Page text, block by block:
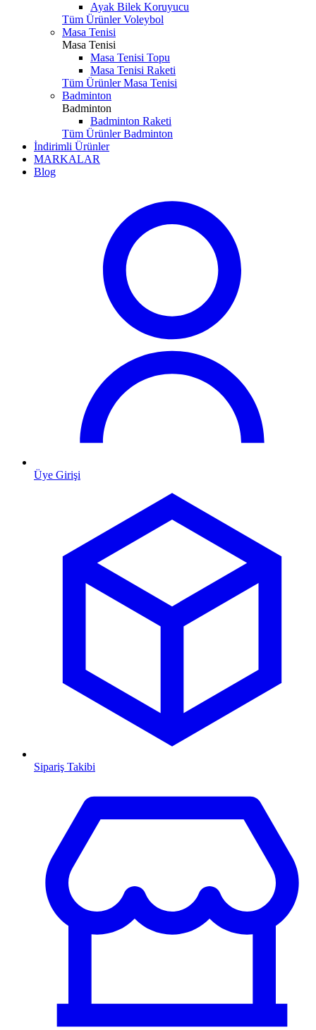
Ayak Bilek Koruyucu
Tüm Ürünler Voleybol
Masa Tenisi
Masa Tenisi
Masa Tenisi Topu
Masa Tenisi Raketi
Tüm Ürünler Masa Tenisi
Badminton
Badminton
Badminton Raketi
Tüm Ürünler Badminton
İndirimli Ürünler
MARKALAR
Blog
Üye Girişi
Sipariş Takibi